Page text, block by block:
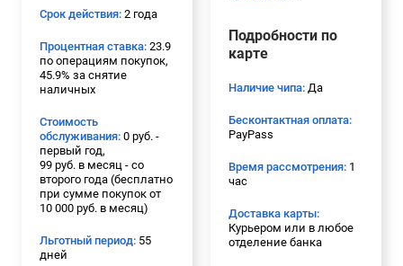
Срок действия: 2 года
Процентная ставка: 23.9
по операциям покупок,
45.9% за снятие
наличных
Стоимость
обслуживания: 0 руб. -
первый год,
99 руб. в месяц - со
второго года (бесплатно
при сумме покупок от
10 000 руб. в месяц)
Льготный период: 55
дней
Подробности по
карте
Наличие чипа: Да
Бесконтактная оплата:
PayPass
Время рассмотрения: 1
час
Доставка карты:
Курьером или в любое
отделение банка